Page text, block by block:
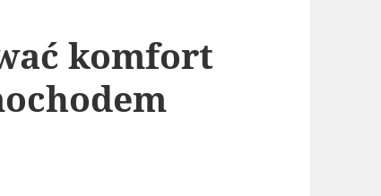
komfort